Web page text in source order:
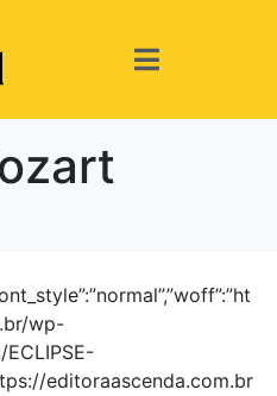
wp-
editoraascenda.com.br